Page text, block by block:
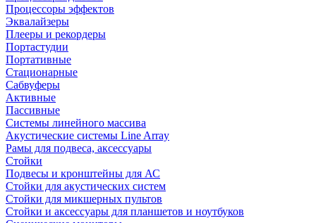
Процессоры эффектов
Эквалайзеры
Плееры и рекордеры
Портастудии
Портативные
Стационарные
Сабвуферы
Активные
Пассивные
Системы линейного массива
Акустические системы Line Array
Рамы для подвеса, аксессуары
Стойки
Подвесы и кронштейны для АС
Стойки для акустических систем
Стойки для микшерных пультов
Стойки и аксессуары для планшетов и ноутбуков